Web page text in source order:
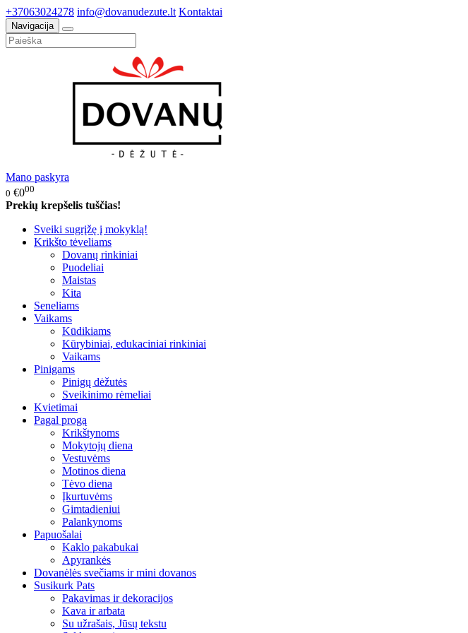
+37063024278 info@dovanudezute.lt Kontaktai
Navigacija
Mano paskyra
0 €000
Prekių krepšelis tuščias!
Sveiki sugrįžę į mokyklą!
Krikšto tėveliams
Dovanų rinkiniai
Puodeliai
Maistas
Kita
Seneliams
Vaikams
Kūdikiams
Kūrybiniai, edukaciniai rinkiniai
Vaikams
Pinigams
Pinigų dėžutės
Sveikinimo rėmeliai
Kvietimai
Pagal progą
Krikštynoms
Mokytojų diena
Vestuvėms
Motinos diena
Tėvo diena
Įkurtuvėms
Gimtadieniui
Palankynoms
Papuošalai
Kaklo pakabukai
Apyrankės
Dovanėlės svečiams ir mini dovanos
Susikurk Pats
Pakavimas ir dekoracijos
Kava ir arbata
Su užrašais, Jūsų tekstu